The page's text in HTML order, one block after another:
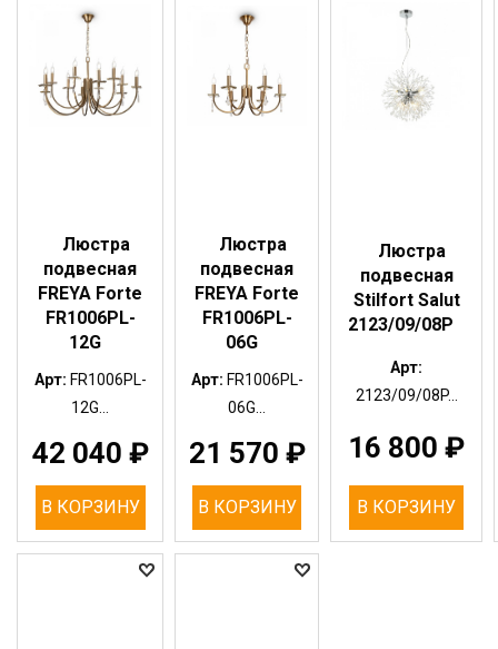
Люстра
подвесная
FREYA Forte
FR1006PL-
12G
Арт: FR1006PL-
12G...
42 040 ₽
В КОРЗИНУ
Люстра
подвесная
FREYA Forte
FR1006PL-
06G
Арт: FR1006PL-
06G...
21 570 ₽
В КОРЗИНУ
Люстра
подвесная
Stilfort Salut
2123/09/08P
Арт:
2123/09/08P...
16 800 ₽
В КОРЗИНУ